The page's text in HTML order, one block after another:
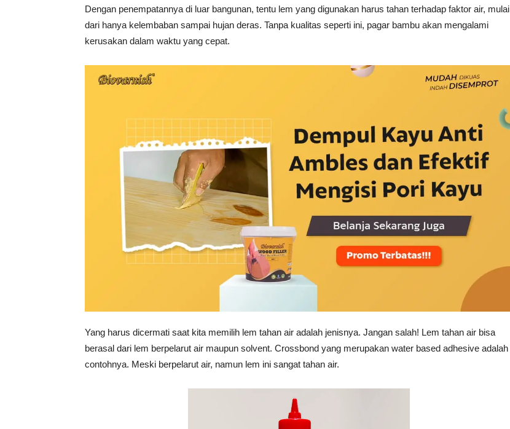
Dengan penempatannya di luar bangunan, tentu lem yang digunakan harus tahan terhadap faktor air, mulai
dari hanya kelembaban sampai hujan deras. Tanpa kualitas seperti ini, pagar bambu akan mengalami
kerusakan dalam waktu yang cepat.
Yang harus dicermati saat kita memilih lem tahan air adalah jenisnya. Jangan salah! Lem tahan air bisa
berasal dari lem berpelarut air maupun solvent. Crossbond yang merupakan water based adhesive adalah
contohnya. Meski berpelarut air, namun lem ini sangat tahan air.